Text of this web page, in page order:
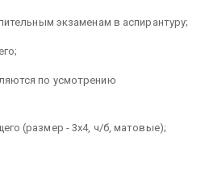
экзаменам в аспирантуру;
по усмотрению
(размер - 3х4, ч/б, матовые);